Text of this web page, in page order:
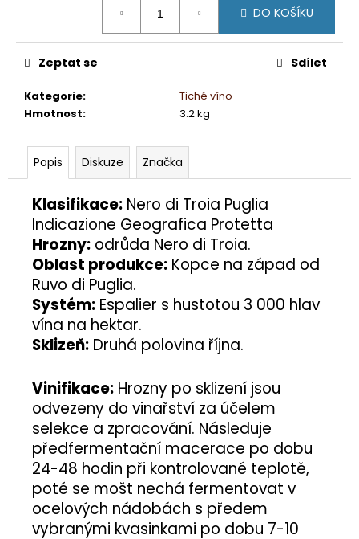
DO KOŠÍKU
Kategorie:
Tiché víno
Hmotnost: 3.2 kg
Zeptat se Sdílet
Popis Diskuze Značka
Klasifikace: Nero di Troia Puglia
Indicazione Geografica Protetta
Hrozny: odrůda Nero di Troia.
Oblast produkce: Kopce na západ od
Ruvo di Puglia.
Systém: Espalier s hustotou 3 000 hlav
vína na hektar.
Sklizeň: Druhá polovina října.
Vinifikace: Hrozny po sklizení jsou
odvezeny do vinařství za účelem
selekce a zpracování. Následuje
předfermentační macerace po dobu
24-48 hodin při kontrolované teplotě,
poté se mošt nechá fermentovat v
ocelových nádobách s předem
vybranými kvasinkami po dobu 7-10